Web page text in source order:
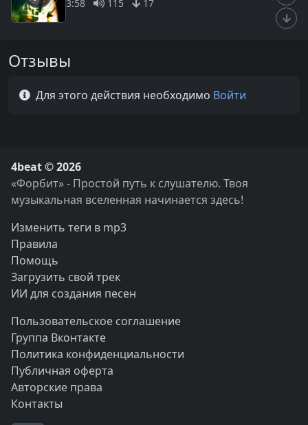
3:58 115 17
Отзывы
Для этого действия необходимо Войти
4beat © 2026
«Форбит» - Простой путь к слушателю. Твоя
музыкальная вселенная начинается здесь!
Изменить теги в mp3
Правила
Помощь
Загрузить свой трек
ИИ для создания песен
Пользовательское соглашение
Группа Вконтакте
Политика конфиденциальности
Публичная оферта
Авторские права
Контакты